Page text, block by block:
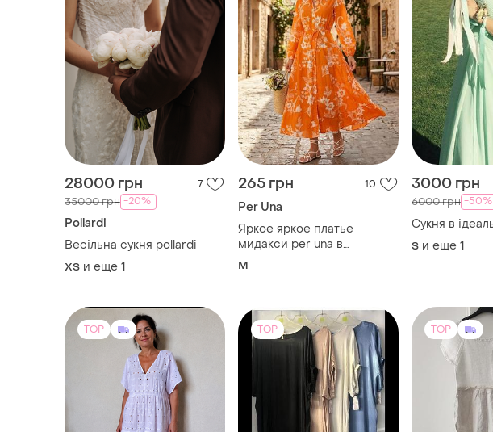
28000 грн 7
35000 грн -20%
Pollardi
Весільна сукня pollardi
ХS и еще 1
265 грн 10
Per Una
Яркое яркое платье
мидакси per una в
квиечный принт
M
3000 грн
6000 грн -50%
Сукня в
S и еще 1
TOP TOP TOP